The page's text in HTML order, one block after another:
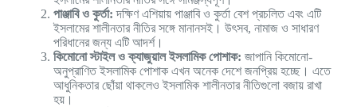
পাঞ্জাবি ও কুর্তা: দক্ষিণ এশিয়ায় পাঞ্জাবি ও কুর্তা বেশ প্রচলিত এবং এটি
ইসলামের শালীনতার নীতির সঙ্গে মানানসই। উৎসব, নামাজ ও সাধারণ
পরিধানের জন্য এটি আদর্শ।
কিমোনো স্টাইল ও ক্যাজুয়াল ইসলামিক পোশাক: জাপানি কিমোনো-
অনুপ্রাণিত ইসলামিক পোশাক এখন অনেক দেশে জনপ্রিয় হচ্ছে। এতে
আধুনিকতার ছোঁয়া থাকলেও ইসলামিক শালীনতার নীতিগুলো বজায় রাখা
হয়।